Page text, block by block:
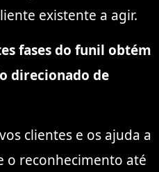
existente a agir.
fases do funil obtém
direcionado de
clientes e os ajuda a
o reconhecimento até